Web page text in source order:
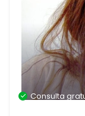
Consulta